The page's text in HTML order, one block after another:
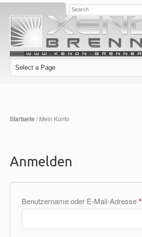
Startseite / Mein Konto
Anmelden
Benutzername oder E-Mail-Adresse*